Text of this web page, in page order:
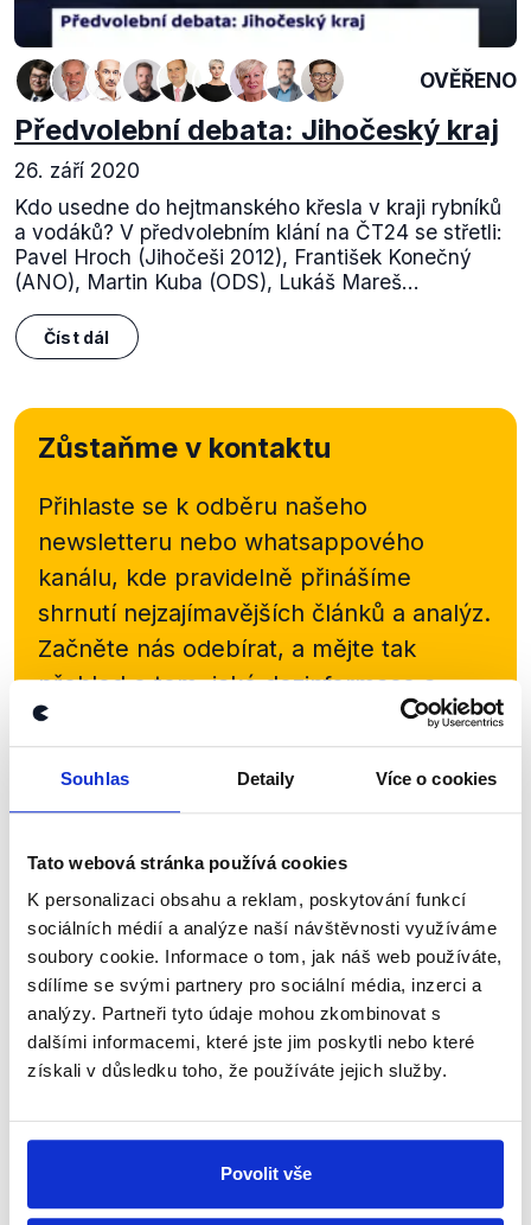
Souhlas Detaily Více o cookies
Tato webová stránka používá cookies
K personalizaci obsahu a reklam, poskytování funkcí
sociálních médií a analýze naší návštěvnosti využíváme
soubory cookie. Informace o tom, jak náš web používáte,
sdílíme se svými partnery pro sociální média, inzerci a
analýzy. Partneři tyto údaje mohou zkombinovat s
dalšími informacemi, které jste jim poskytli nebo které
získali v důsledku toho, že používáte jejich služby.
Povolit vše
OVĚŘENO
Předvolební debata: Jihočeský kraj
26. září 2020
Kdo usedne do hejtmanského křesla v kraji rybníků
a vodáků? V předvolebním klání na ČT24 se střetli:
Pavel Hroch (Jihočeši 2012), František Konečný
(ANO), Martin Kuba (ODS), Lukáš Mareš...
Číst dál
Zůstaňme v kontaktu
Přihlaste se k odběru našeho
newsletteru nebo whatsappového
kanálu, kde pravidelně přinášíme
shrnutí nejzajímavějších článků a analýz.
Začněte nás odebírat, a mějte tak
přehled o tom, jaké dezinformace a
nepravdy se zrovna v Česku šíří.
Newsletter WhatsApp
Sociální sítě
Nenechte si ujít nejnovější události
z Demagog.cz. Sdílením našich
příspěvků přátelům podpoříte naši
práci.